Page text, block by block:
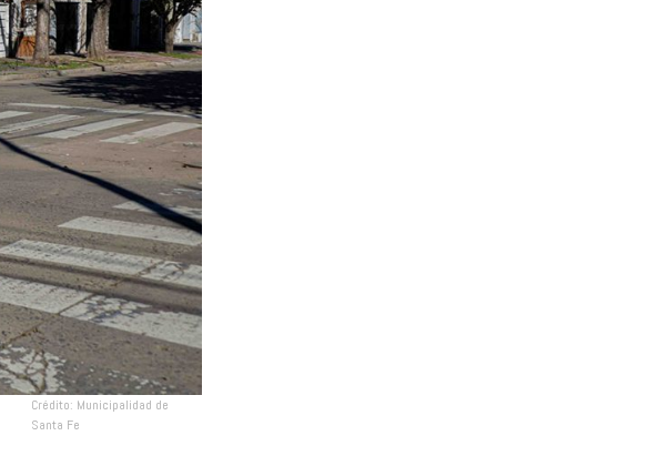
Crédito: Municipalidad de
Santa Fe